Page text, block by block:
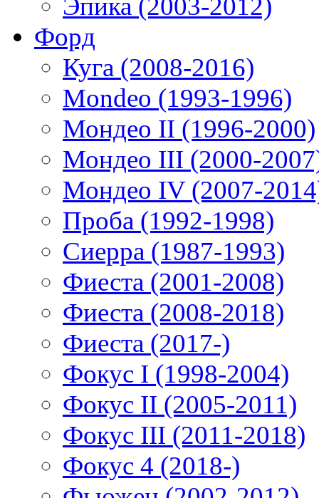
Эпика (2003-2012)
Форд
Куга (2008-2016)
Mondeo (1993-1996)
Мондео II (1996-2000)
Мондео III (2000-
Мондео IV (2007-
Проба (1992-1998)
Сиерра (1987-1993)
Фиеста (2001-2008)
Фиеста (2008-2018)
Фиеста (2017-)
Фокус I (1998-2004)
Фокус II (2005-2011)
Фокус III (2011-2018)
Фокус 4 (2018-)